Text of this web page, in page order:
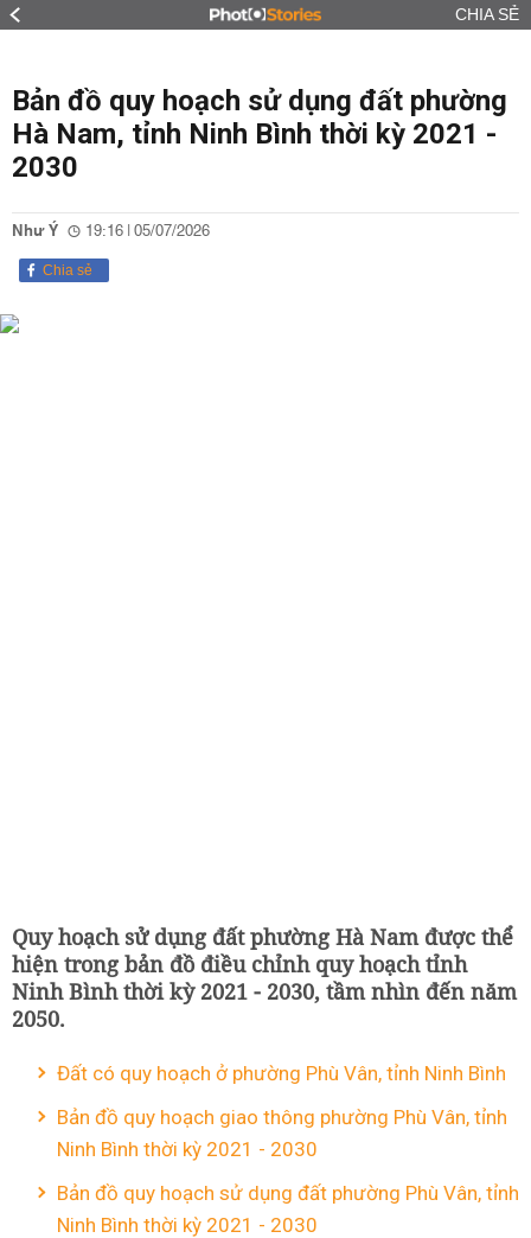
CHIA SẺ
Bản đồ quy hoạch sử dụng đất phường
Hà Nam, tỉnh Ninh Bình thời kỳ 2021 -
2030
Như Ý 19:16 | 05/07/2026
Chia sẻ
Quy hoạch sử dụng đất phường Hà Nam được thể
hiện trong bản đồ điều chỉnh quy hoạch tỉnh
Ninh Bình thời kỳ 2021 - 2030, tầm nhìn đến năm
2050.
Đất có quy hoạch ở phường Phù Vân, tỉnh Ninh Bình
Bản đồ quy hoạch giao thông phường Phù Vân, tỉnh
Ninh Bình thời kỳ 2021 - 2030
Bản đồ quy hoạch sử dụng đất phường Phù Vân, tỉnh
Ninh Bình thời kỳ 2021 - 2030